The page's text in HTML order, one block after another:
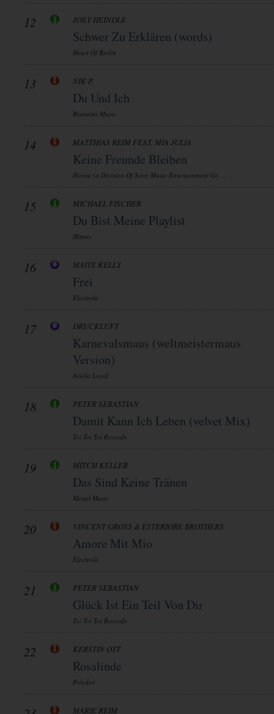
12 JOEY HEINDLE
Schwer Zu Erklären (words)
Heart Of Berlin
13 NIK P.
Du Und Ich
Brannini Music
14 MATTHIAS REIM FEAT. MIA JULIA
Keine Freunde Bleiben
Hansa (a Division Of Sony Music Entertainment Ge ...
15 MICHAEL FISCHER
Du Bist Meine Playlist
Hitmix
16 MAITE KELLY
Frei
Electrola
17 DRUCKLUFT
Karnevalsmaus (weltmeistermaus
Version)
Ariola Local
18 PETER SEBASTIAN
Damit Kann Ich Leben (velvet Mix)
Toi Toi Toi Records
19 MITCH KELLER
Das Sind Keine Tränen
Meisel Music
20 VINCENT GROSS & ESTERIORE BROTHERS
Amore Mit Mio
Electrola
21 PETER SEBASTIAN
Glück Ist Ein Teil Von Dir
Toi Toi Toi Records
22 KERSTIN OTT
Rosalinde
Polydor
MARIE REIM